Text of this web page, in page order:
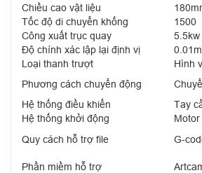
Chiều cao vật liệu
Tốc độ di chuyển khống
1500
Công xuất trục quay
Độ chính xác lập lại định vị
Loại thanh trượt
Hình
Phương cách chuyển động
Hệ thống điều khiển
Tay
Hệ thống khởi động
Quy cách hỗ trợ file
G-
Phần miềm hỗ trợ